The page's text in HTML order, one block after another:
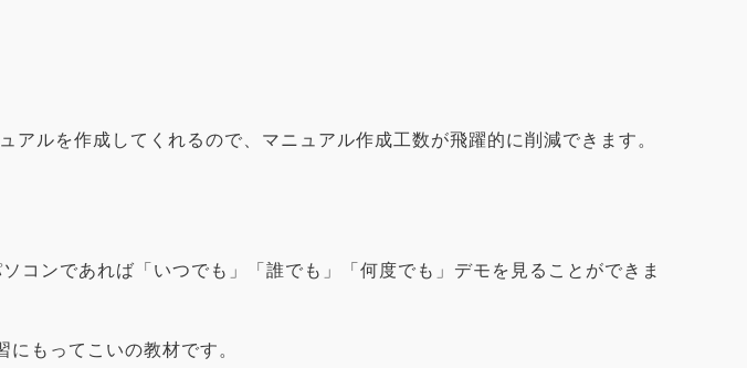
ルを作成してくれるので、マニュアル作成工数が飛躍的に削減できます。
ンであれば「いつでも」「誰でも」「何度でも」デモを見ることができま
もってこいの教材です。